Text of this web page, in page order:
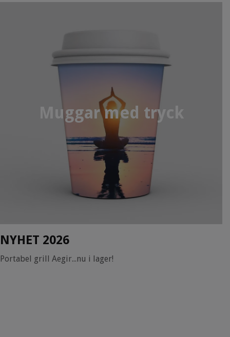
Muggar med tryck
NYHET 2026
Portabel grill Aegir...nu i lager!